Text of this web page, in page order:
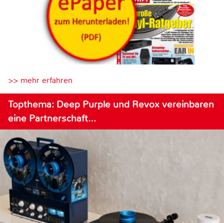
>> mehr erfahren
Topthema: Deep Purple und Revox vereinbaren
eine Partnerschaft…